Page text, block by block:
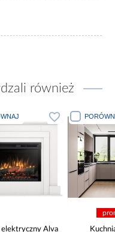
również
Alva
PORÓWNAJ
promocja
Kuchnia